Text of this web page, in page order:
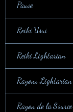
Pause
Reiki Usui
Reiki Lightarian
Rayons Lightarian
Rayon de la